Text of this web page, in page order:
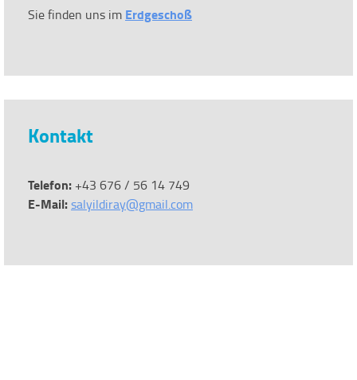
Sie finden uns im Erdgeschoß
Kontakt
Telefon: +43 676 / 56 14 749
E-Mail:salyildiray@gmail.com